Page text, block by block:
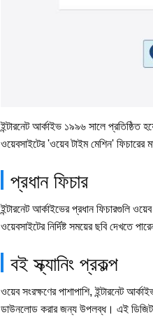
ইন্টারনেট আর্কাইভ ১৯৯৬ সালে প্রতিষ্ঠিত
ওয়েবসাইটের 'ওয়েব টাইম মেশিন'
প্রধান ফিচার
ইন্টারনেট আর্কাইভের প্রধান ফিচারগুলি
ওয়েবসাইটের নির্দিষ্ট সময়ের ছবি দেখতে
বই স্ক্যানিং প্রকল্প
ওয়েব সংরক্ষণের পাশাপাশি, ইন্টারনেট
ডাউনলোড করার জন্য উপলব্ধ। এই